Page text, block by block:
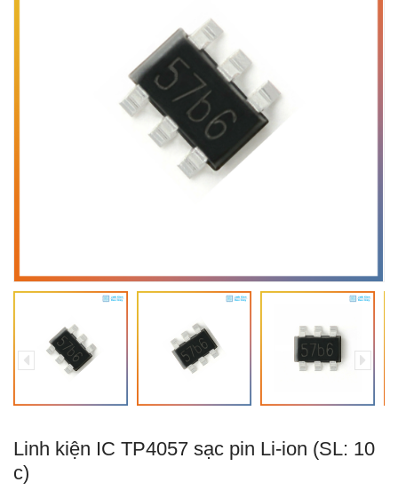
Linh kiện IC TP4057 sạc pin Li-ion (SL: 10
c)